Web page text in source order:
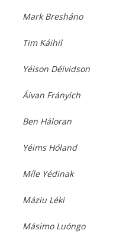
Mark Bresháno
Tim Káihil
Yéison Déividson
Áivan Frányich
Ben Háloran
Yéims Hóland
Míle Yédinak
Máziu Léki
Másimo Luóngo